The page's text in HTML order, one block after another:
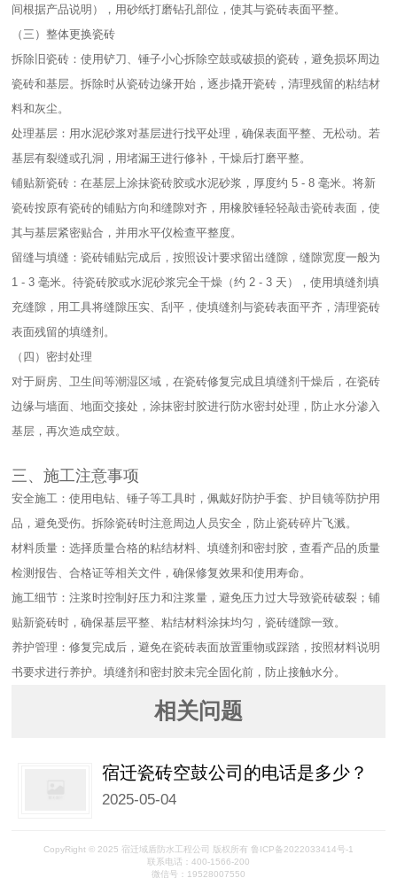
间根据产品说明），用砂纸打磨钻孔部位，使其与瓷砖表面平整。​
（三）整体更换瓷砖​
拆除旧瓷砖：使用铲刀、锤子小心拆除空鼓或破损的瓷砖，避免损坏周边
瓷砖和基层。拆除时从瓷砖边缘开始，逐步撬开瓷砖，清理残留的粘结材
料和灰尘。​
处理基层：用水泥砂浆对基层进行找平处理，确保表面平整、无松动。若
基层有裂缝或孔洞，用堵漏王进行修补，干燥后打磨平整。​
铺贴新瓷砖：在基层上涂抹瓷砖胶或水泥砂浆，厚度约 5 - 8 毫米。将新
瓷砖按原有瓷砖的铺贴方向和缝隙对齐，用橡胶锤轻轻敲击瓷砖表面，使
其与基层紧密贴合，并用水平仪检查平整度。​
留缝与填缝：瓷砖铺贴完成后，按照设计要求留出缝隙，缝隙宽度一般为
1 - 3 毫米。待瓷砖胶或水泥砂浆完全干燥（约 2 - 3 天），使用填缝剂填
充缝隙，用工具将缝隙压实、刮平，使填缝剂与瓷砖表面平齐，清理瓷砖
表面残留的填缝剂。​
（四）密封处理​
对于厨房、卫生间等潮湿区域，在瓷砖修复完成且填缝剂干燥后，在瓷砖
边缘与墙面、地面交接处，涂抹密封胶进行防水密封处理，防止水分渗入
基层，再次造成空鼓。​
三、施工注意事项​
安全施工：使用电钻、锤子等工具时，佩戴好防护手套、护目镜等防护用
品，避免受伤。拆除瓷砖时注意周边人员安全，防止瓷砖碎片飞溅。​
材料质量：选择质量合格的粘结材料、填缝剂和密封胶，查看产品的质量
检测报告、合格证等相关文件，确保修复效果和使用寿命。​
施工细节：注浆时控制好压力和注浆量，避免压力过大导致瓷砖破裂；铺
贴新瓷砖时，确保基层平整、粘结材料涂抹均匀，瓷砖缝隙一致。​
养护管理：修复完成后，避免在瓷砖表面放置重物或踩踏，按照材料说明
书要求进行养护。填缝剂和密封胶未完全固化前，防止接触水分。
相关问题
宿迁瓷砖空鼓公司的电话是多少？
2025-05-04
CopyRight © 2025 宿迁域盾防水工程公司 版权所有 鲁ICP备2022033414号-1
联系电话：400-1566-200
微信号：19528007550